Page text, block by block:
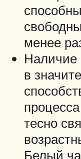
менее
Наличие
в
тесно
Белый